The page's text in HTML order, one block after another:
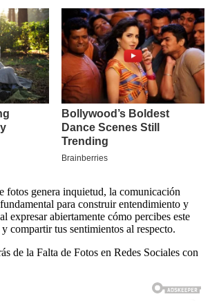
fotos genera inquietud, la comunicación
para construir entendimiento y
expresar abiertamente cómo percibes este
compartir tus sentimientos al respecto.
de la Falta de Fotos en Redes Sociales con